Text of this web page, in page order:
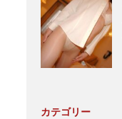
カテゴリー